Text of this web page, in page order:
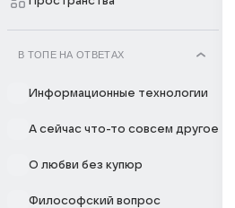
В ТОПЕ НА ОТВЕТАХ
Информационные технологии
А сейчас что-то совсем другое
О любви без купюр
Философский вопрос